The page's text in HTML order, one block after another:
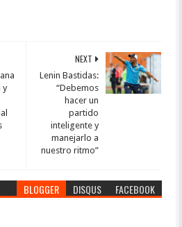
NEXT
Lenin Bastidas:
“Debemos
hacer un
partido
inteligente y
manejarlo a
nuestro ritmo”
y
BLOGGER DISQUS FACEBOOK